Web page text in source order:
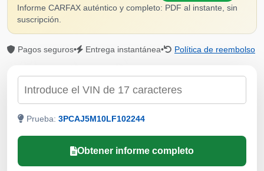
IAAI IAAI
IAAI
Informe CARFAX auténtico y completo: PDF al instante, sin
suscripción.
Pagos seguros• Entrega instantánea• Política de reembolso
Prueba: 3PCAJ5M10LF102244
Obtener informe completo